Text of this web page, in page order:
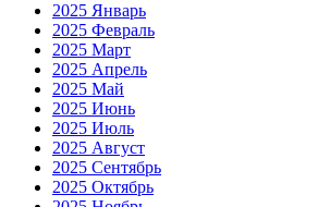
2025 Январь
2025 Февраль
2025 Март
2025 Апрель
2025 Май
2025 Июнь
2025 Июль
2025 Август
2025 Сентябрь
2025 Октябрь